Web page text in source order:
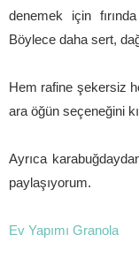
denemek için
Böylece daha sert,
Hem rafine şekersiz
ara öğün seçeneğini
Ayrıca
paylaşıyorum.
Ev Yapımı Granola